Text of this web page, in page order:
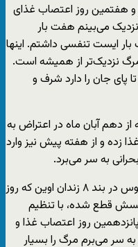
و هفتمین روز اعتصاب غذای
می‌بینم هفت بار
ایست تنفسی داشتم. اینها
نزدیک‌تر از همیشه است.
پای جان را دارد شرف و
دهم آبان ماه در اعتراض به
و از هفته پیش نیز وارد
به سر می‌برد.
به گزارش کلمه، این زندانی سیاسی محبوس در بند ۸ زندان اوین که روز
قطع شده، با تنظیم
روز اعتصاب غذا و
سر می‌برم مرگ را بسیار